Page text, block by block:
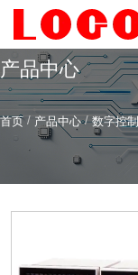
希曼顿科技
全系列工业级交
器
产品中心
首页 / 产品中心 /数字控